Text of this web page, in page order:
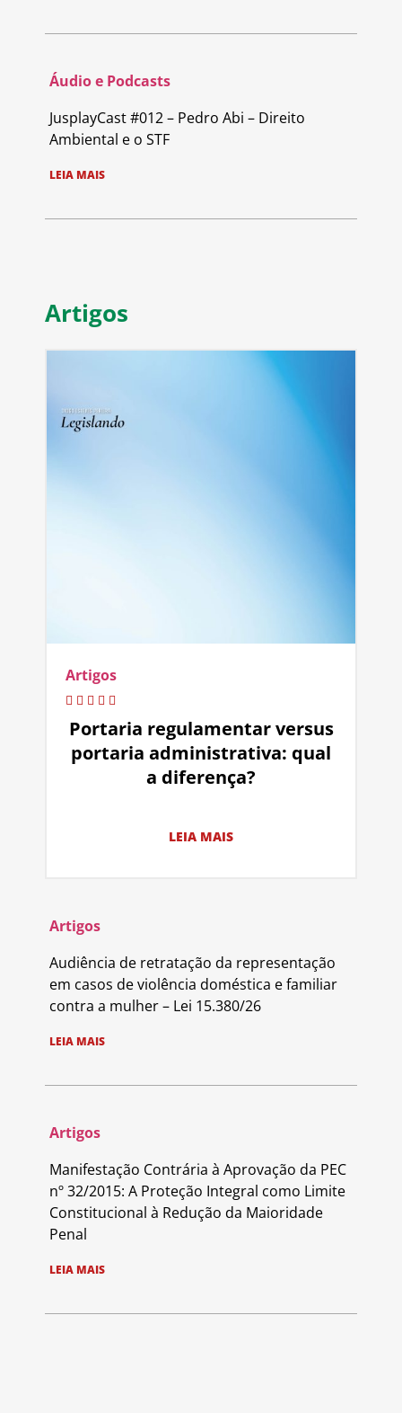
Áudio e Podcasts
JusplayCast #012 – Pedro Abi – Direito
Ambiental e o STF
LEIA MAIS
Artigos
Artigos
Portaria regulamentar versus
portaria administrativa: qual
a diferença?
LEIA MAIS
Artigos
Audiência de retratação da representação
em casos de violência doméstica e familiar
contra a mulher – Lei 15.380/26
LEIA MAIS
Artigos
Manifestação Contrária à Aprovação da PEC
nº 32/2015: A Proteção Integral como Limite
Constitucional à Redução da Maioridade
Penal
LEIA MAIS